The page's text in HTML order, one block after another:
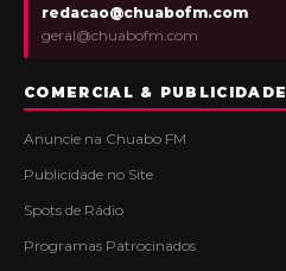
redacao@chuabofm.com
geral@chuabofm.com
COMERCIAL & PUBLICIDADE
Anuncie na Chuabo FM
Publicidade no Site
Spots de Rádio
Programas Patrocinados